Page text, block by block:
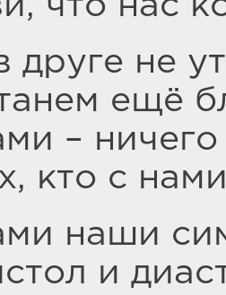
друге не
ещё
– ничего
кто с
наши
и